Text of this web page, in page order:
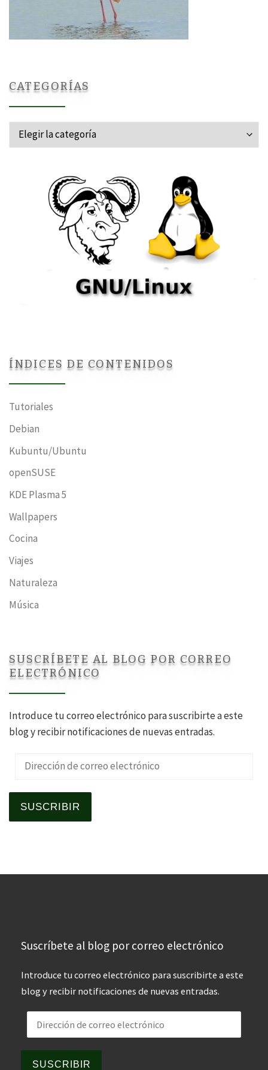
CATEGORÍAS
Categorías
ÍNDICES DE CONTENIDOS
Tutoriales
Debian
Kubuntu/Ubuntu
openSUSE
KDE Plasma 5
Wallpapers
Cocina
Viajes
Naturaleza
Música
SUSCRÍBETE AL BLOG POR CORREO
ELECTRÓNICO
Introduce tu correo electrónico para suscribirte a este
blog y recibir notificaciones de nuevas entradas.
Dirección de correo electrónico
SUSCRIBIR
Suscríbete al blog por correo electrónico
Introduce tu correo electrónico para suscribirte a este
blog y recibir notificaciones de nuevas entradas.
Dirección de correo electrónico
SUSCRIBIR